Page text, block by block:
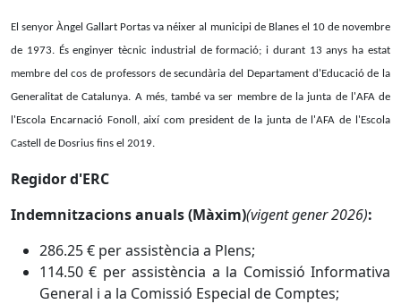
El senyor Àngel Gallart Portas va néixer al municipi de Blanes el 10 de novembre
de 1973. És enginyer tècnic industrial de formació; i durant 13 anys ha estat
membre del cos de professors de secundària del Departament d'Educació de la
Generalitat de Catalunya. A més, també va ser membre de la junta de l'AFA de
l'Escola Encarnació Fonoll, així com president de la junta de l'AFA de l'Escola
Castell de Dosrius fins el 2019.
Regidor d'ERC
Indemnitzacions anuals (Màxim)(vigent gener 2026):
286.25 € per assistència a Plens;
114.50 € per assistència a la Comissió Informativa
General i a la Comissió Especial de Comptes;